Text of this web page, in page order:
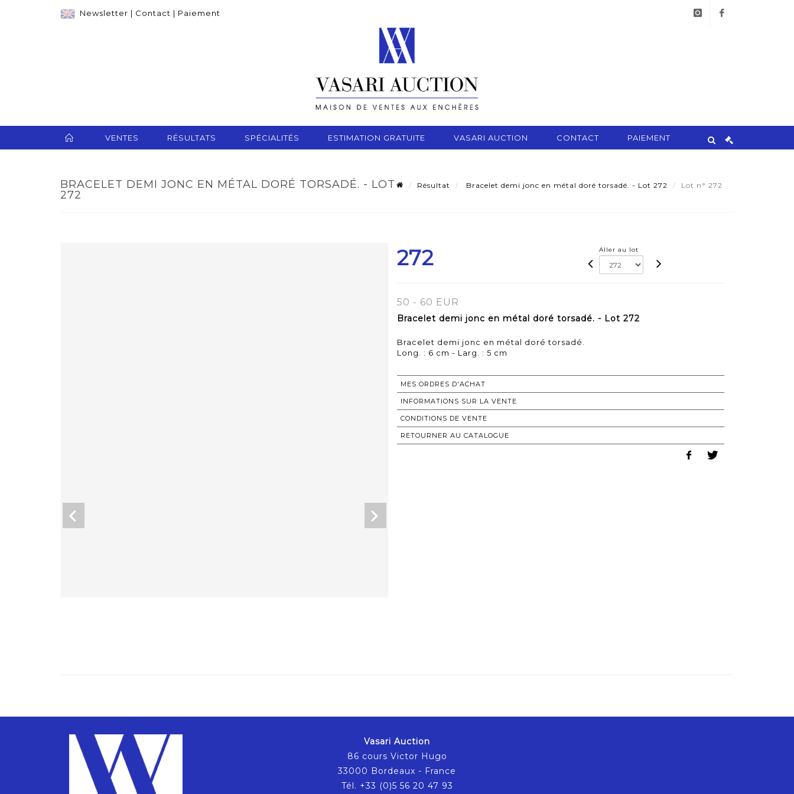
Newsletter | Contact | Paiement
VENTES RÉSULTATS SPÉCIALITÉS ESTIMATION GRATUITE VASARI AUCTION CONTACT PAIEMENT
BRACELET DEMI JONC EN MÉTAL DORÉ TORSADÉ. - LOT
272
Résultat Bracelet demi jonc en métal doré torsadé. - Lot 272 Lot n° 272
272 Aller au lot
50 - 60 EUR
Bracelet demi jonc en métal doré torsadé. - Lot 272
Bracelet demi jonc en métal doré torsadé.
Long. : 6 cm - Larg. : 5 cm
MES ORDRES D'ACHAT
INFORMATIONS SUR LA VENTE
CONDITIONS DE VENTE
RETOURNER AU CATALOGUE
Vasari Auction
86 cours Victor Hugo
33000 Bordeaux - France
Tél. +33 (0)5 56 20 47 93